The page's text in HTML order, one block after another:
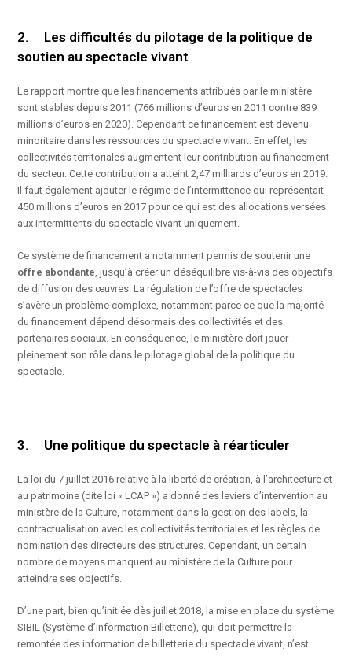
2. Les difficultés du pilotage de la politique de
soutien au spectacle vivant
Le rapport montre que les financements attribués par le ministère
sont stables depuis 2011 (766 millions d’euros en 2011 contre 839
millions d’euros en 2020). Cependant ce financement est devenu
minoritaire dans les ressources du spectacle vivant. En effet, les
collectivités territoriales augmentent leur contribution au financement
du secteur. Cette contribution a atteint 2,47 milliards d’euros en 2019.
Il faut également ajouter le régime de l’intermittence qui représentait
450 millions d’euros en 2017 pour ce qui est des allocations versées
aux intermittents du spectacle vivant uniquement.
Ce système de financement a notamment permis de soutenir une
offre abondante, jusqu’à créer un déséquilibre vis-à-vis des objectifs
de diffusion des œuvres. La régulation de l’offre de spectacles
s’avère un problème complexe, notamment parce ce que la majorité
du financement dépend désormais des collectivités et des
partenaires sociaux. En conséquence, le ministère doit jouer
pleinement son rôle dans le pilotage global de la politique du
spectacle.
3. Une politique du spectacle à réarticuler
La loi du 7 juillet 2016 relative à la liberté de création, à l’architecture et
au patrimoine (dite loi « LCAP ») a donné des leviers d’intervention au
ministère de la Culture, notamment dans la gestion des labels, la
contractualisation avec les collectivités territoriales et les règles de
nomination des directeurs des structures. Cependant, un certain
nombre de moyens manquent au ministère de la Culture pour
atteindre ses objectifs.
D’une part, bien qu’initiée dès juillet 2018, la mise en place du système
SIBIL (Système d’information Billetterie), qui doit permettre la
remontée des information de billetterie du spectacle vivant, n’est